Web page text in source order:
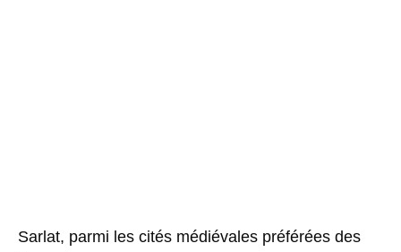
Sarlat, parmi les cités médiévales préférées des